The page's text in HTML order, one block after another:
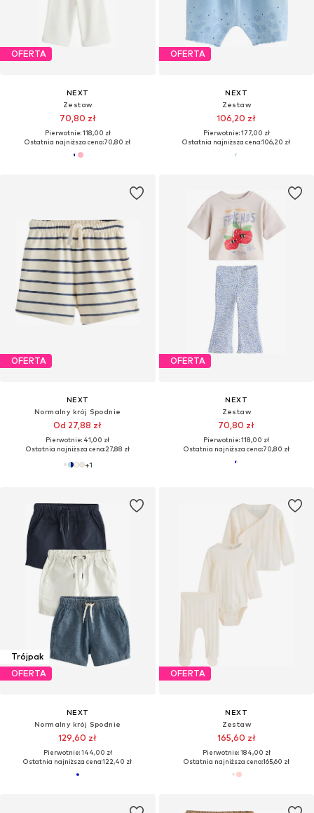
OFERTA
NEXT
Zestaw
70,80 zł
Pierwotnie: 118,00 zł
Ostatnia najniższa cena:70,80 zł
OFERTA
NEXT
Zestaw
106,20 zł
Pierwotnie: 177,00 zł
Ostatnia najniższa cena:106,20 zł
OFERTA
NEXT
Normalny krój Spodnie
Od 27,88 zł
Pierwotnie: 41,00 zł
Ostatnia najniższa cena:27,88 zł
+1
OFERTA
NEXT
Zestaw
70,80 zł
Pierwotnie: 118,00 zł
Ostatnia najniższa cena:70,80 zł
Trójpak
OFERTA
NEXT
Normalny krój Spodnie
129,60 zł
Pierwotnie: 144,00 zł
Ostatnia najniższa cena:122,40 zł
OFERTA
NEXT
Zestaw
165,60 zł
Pierwotnie: 184,00 zł
Ostatnia najniższa cena:165,60 zł